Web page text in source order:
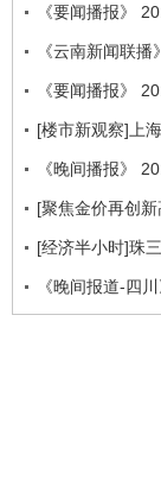
《要闻播报》
《云南新闻联
《要闻播报》
[楼市新观察]上
《晚间播报》
[聚焦金价再创
[经济半小时]珠
《晚间报道-四